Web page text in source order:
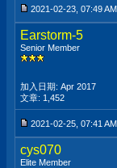
2021-02-23, 07:49
Earstorm-5
Senior Member
加入日期: Apr 2017
文章: 1,452
2021-02-25, 07:41
cys070
Elite Member